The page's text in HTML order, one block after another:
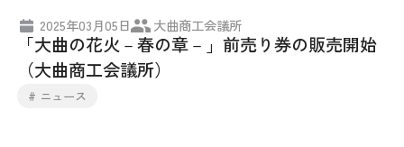
採用情報
2025年03月05日 大曲商工会議所
「大曲の花火－春の章－」前売り券の販売開始
（大曲商工会議所）
# ニュース